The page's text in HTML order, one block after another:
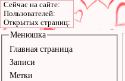
Менюшка
Главная страница
Записи
Метки
Сейчас на сайте:
Пользователей:
Открытых страниц: